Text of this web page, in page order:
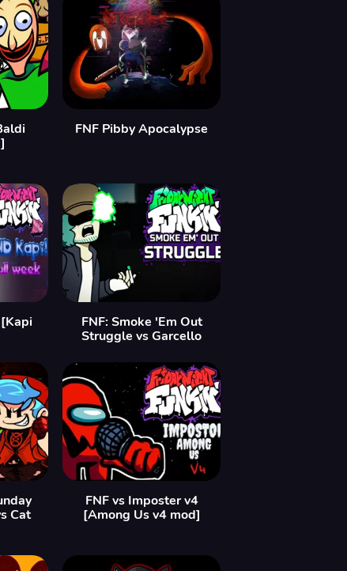
FNF Pibby Apocalypse
FNF: Smoke 'Em Out
Struggle vs Garcello
Cat
FNF vs Imposter v4
[Among Us v4 mod]